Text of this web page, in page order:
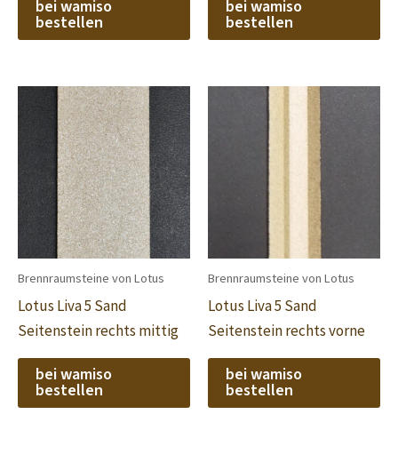
bei wamiso
bestellen
bei wamiso
bestellen
Brennraumsteine von Lotus
Lotus Liva 5 Sand
Seitenstein rechts mittig
bei wamiso
bestellen
Brennraumsteine von Lotus
Lotus Liva 5 Sand
Seitenstein rechts vorne
bei wamiso
bestellen